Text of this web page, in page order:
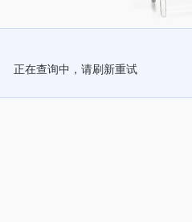
正在查询中，请刷新重试